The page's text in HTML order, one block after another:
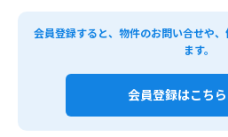
会員登録すると、物件のお問い合せや
ます。
会員登録はこちら